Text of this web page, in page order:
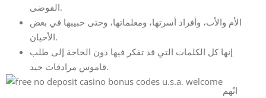
الفوضى.
الأم والأب، وأفراد أسرتها، ومعلماتها، وحتى حبيبها في بعض
الأحيان.
إنها كل الكلمات التي قد تفكر فيها دون الحاجة إلى طلب
قاموس مرادفات جيد.
اتُهم